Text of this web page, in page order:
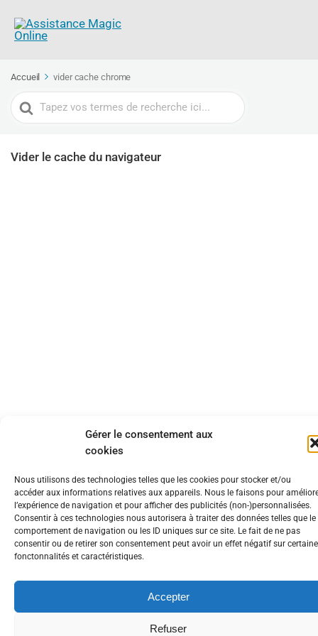
Gérer le consentement aux
cookies
Nous utilisons des technologies telles que les cookies pour stocker et/ou
accéder aux informations relatives aux appareils. Nous le faisons pour
l’expérience de navigation et pour afficher des publicités (non-)personnalisées.
Consentir à ces technologies nous autorisera à traiter des données telles que le
comportement de navigation ou les ID uniques sur ce site. Le fait de ne pas
consentir ou de retirer son consentement peut avoir un effet négatif sur
fonctonnalités et caractéristiques.
Accepter
Refuser
Accueil vider cache chrome
Recherche
Vider le cache du navigateur
Noms de domaine
Solutions de sauvegarde
Housing
Accès internet
Cloud privé / dédié Infogérance / Outsourcing